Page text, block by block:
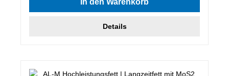
Details